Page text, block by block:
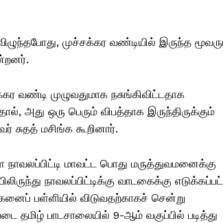
​​முச்சக்கர வண்டியில் இருந்த
வண்டி முழுவதுமாக நசுங்கிவிட்டதாக
அது ஒரு பெரும் விபத்தாக இருந்திருக்கும்
சுதத் மசிங்க கூறினார்.
மாவட்ட பொது மருத்துவமனைக்கு
நாவலப்பிட்டிக்கு வாடகைக்கு
பள்ளியில் விடுவதற்காகச் சென்று
தமிழ் பாடசாலையில் 9-ஆம் வகுப்பில் படித்து